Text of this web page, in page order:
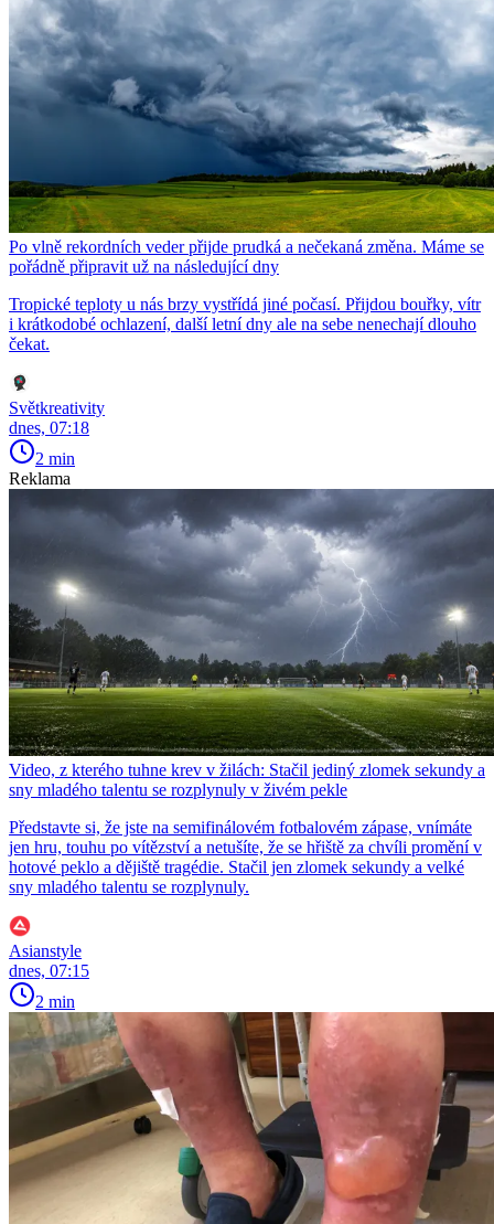
Po vlně rekordních veder přijde prudká a nečekaná změna. Máme se
pořádně připravit už na následující dny
Tropické teploty u nás brzy vystřídá jiné počasí. Přijdou bouřky, vítr
i krátkodobé ochlazení, další letní dny ale na sebe nenechají dlouho
čekat.
Světkreativity
dnes, 07:18
2 min
Reklama
Video, z kterého tuhne krev v žilách: Stačil jediný zlomek sekundy a
sny mladého talentu se rozplynuly v živém pekle
Představte si, že jste na semifinálovém fotbalovém zápase, vnímáte
jen hru, touhu po vítězství a netušíte, že se hřiště za chvíli promění v
hotové peklo a dějiště tragédie. Stačil jen zlomek sekundy a velké
sny mladého talentu se rozplynuly.
Asianstyle
dnes, 07:15
2 min